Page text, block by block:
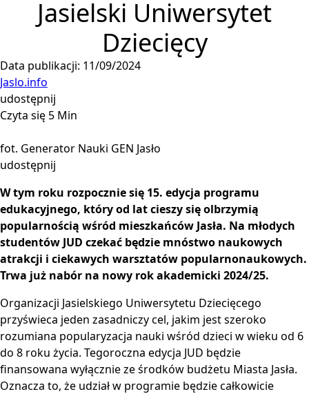
Jasielski Uniwersytet
Dziecięcy
Data publikacji: 11/09/2024
Jaslo.info
udostępnij
Czyta się 5 Min
fot. Generator Nauki GEN Jasło
udostępnij
W tym roku rozpocznie się 15. edycja programu
edukacyjnego, który od lat cieszy się olbrzymią
popularnością wśród mieszkańców Jasła. Na młodych
studentów JUD czekać będzie mnóstwo naukowych
atrakcji i ciekawych warsztatów popularnonaukowych.
Trwa już nabór na nowy rok akademicki 2024/25.
Organizacji Jasielskiego Uniwersytetu Dziecięcego
przyświeca jeden zasadniczy cel, jakim jest szeroko
rozumiana popularyzacja nauki wśród dzieci w wieku od 6
do 8 roku życia. Tegoroczna edycja JUD będzie
finansowana wyłącznie ze środków budżetu Miasta Jasła.
Oznacza to, że udział w programie będzie całkowicie